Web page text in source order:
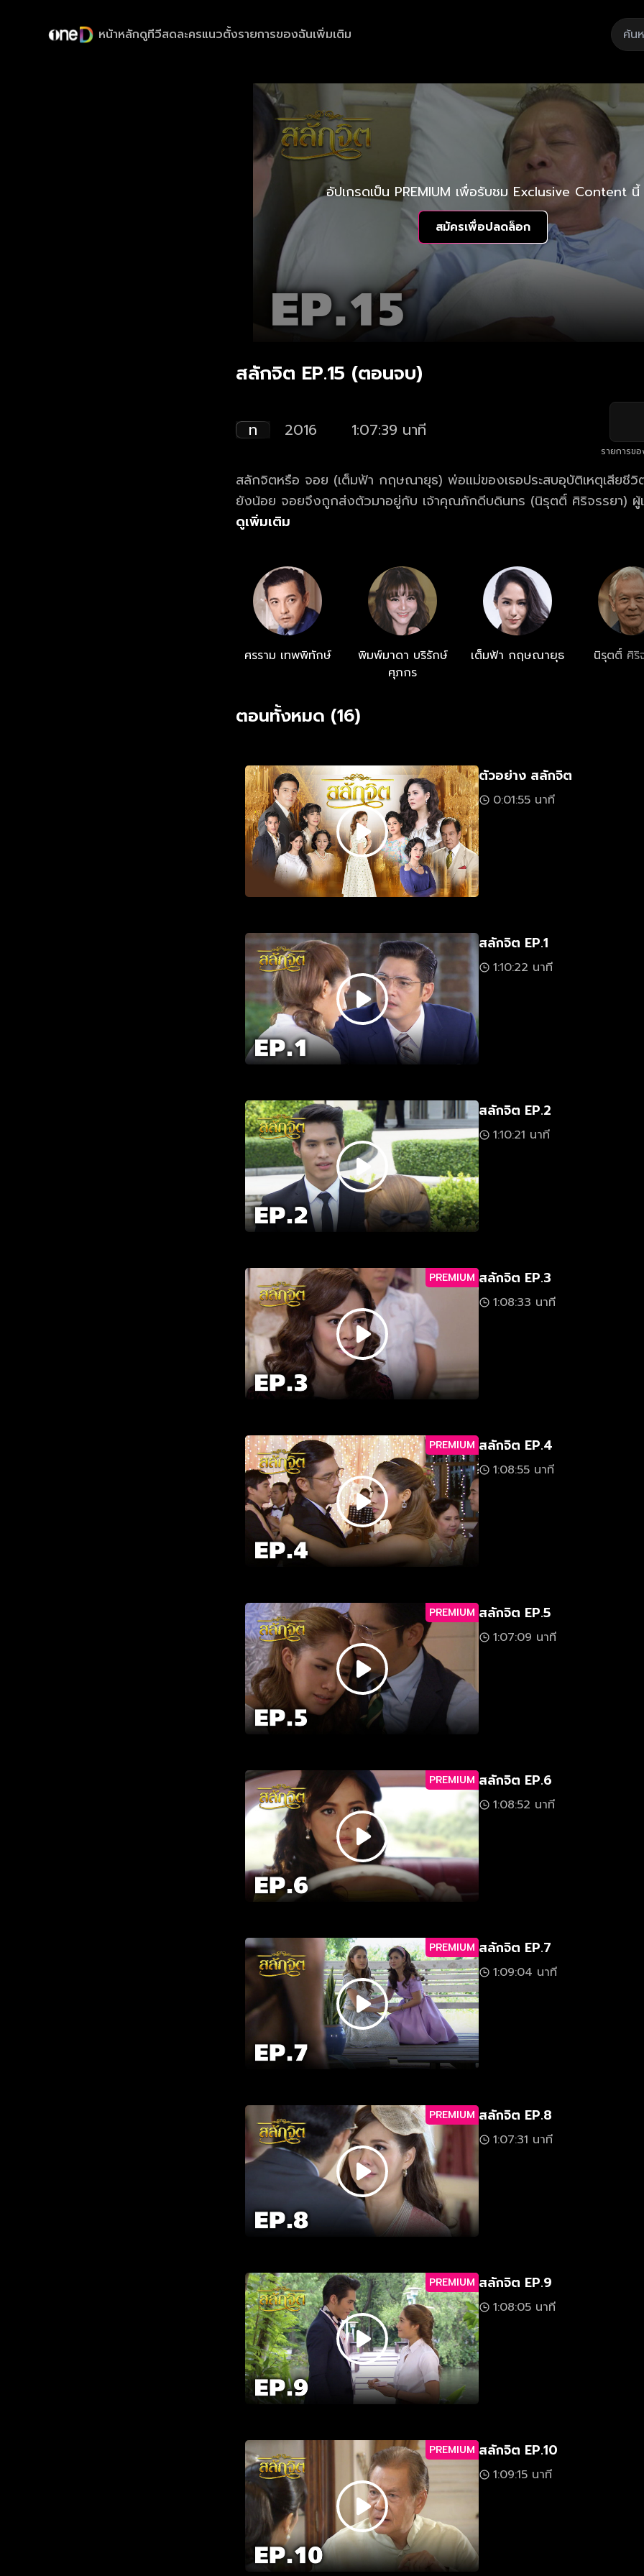
หน้าหลักดูทีวีสดละครแนวตั้งรายการของฉันเพิ่มเติม
อัปเกรดเป็น PREMIUM เพื่อรับชม Exclusive Content นี้
สมัครเพื่อปลดล็อก
สลักจิต EP.15 (ตอนจบ)
ท 2016 1:07:39 นาที
รายการข
สลักจิตหรือ จอย (เต็มฟ้า กฤษณายุธ) พ่อแม่ของเธอประสบอุบัติเหตุเสียชีวิ
ยังน้อย จอยจึงถูกส่งตัวมาอยู่กับ เจ้าคุณภักดีบดินทร (นิรุตติ์ ศิริจรรยา) ผู้
ไสให้ไปอยู่เรือนเล็กกับ แม่เจิด (พิมพ์แข กุญชร ณ อยุธยา) ต้นห้องและลูกส
เจ้าคุณปู่ตัดออกจากตระกูลเพราะภาคภูมิจะแต่งงานกับ มากาเร็ต แม่ของเธอที่
อังกฤษ ทั้ง ๆ ที่ได้หมั้นกับ ม.ร.ว.จันทรา (พิมพ์พรรณ ชลายนคุปต์) ธิดาขอ
ซึ่งเป็นทั้งเจ้านายและเพื่อนสนิทของเจ้าคุณ
ดูเพิ่มเติม
ศรราม เทพพิทักษ์
พิมพ์มาดา บริรักษ์
ศุภกร
เต็มฟ้า กฤษณายุธ นิรุตติ์ ศิริ
ตอนทั้งหมด (16)
ตัวอย่าง สลักจิต
0:01:55 นาที
สลักจิต EP.1
1:10:22 นาที
สลักจิต EP.2
1:10:21 นาที
PREMIUM สลักจิต EP.3
1:08:33 นาที
PREMIUM สลักจิต EP.4
1:08:55 นาที
PREMIUM สลักจิต EP.5
1:07:09 นาที
PREMIUM สลักจิต EP.6
1:08:52 นาที
PREMIUM สลักจิต EP.7
1:09:04 นาที
PREMIUM สลักจิต EP.8
1:07:31 นาที
PREMIUM สลักจิต EP.9
1:08:05 นาที
PREMIUM สลักจิต EP.10
1:09:15 นาที